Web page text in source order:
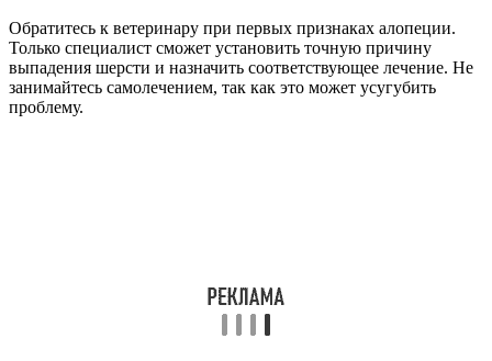
Обратитесь к ветеринару при первых признаках алопеции.
Только специалист сможет установить точную причину
выпадения шерсти и назначить соответствующее лечение. Не
занимайтесь самолечением, так как это может усугубить
проблему.